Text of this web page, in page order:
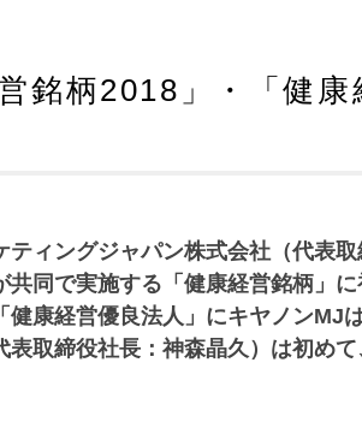
営銘柄2018」・「健
ティングジャパン株式会社（代表
共同で実施する「健康経営銘柄」
健康経営優良法人」にキヤノンMJ
表取締役社長：神森晶久）は初め